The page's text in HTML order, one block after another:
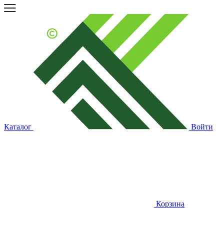
Каталог Войти
Корзина